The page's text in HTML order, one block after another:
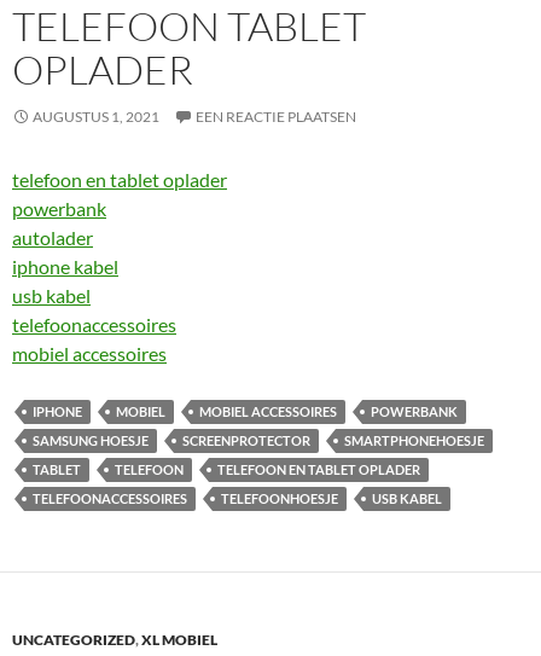
TELEFOON TABLET
OPLADER
AUGUSTUS 1, 2021 EEN REACTIE PLAATSEN
telefoon en tablet oplader
powerbank
autolader
iphone kabel
usb kabel
telefoonaccessoires
mobiel accessoires
IPHONE MOBIEL MOBIEL ACCESSOIRES
POWERBANK
SAMSUNG HOESJE
SCREENPROTECTOR
SMARTPHONEHOESJE
TABLET
TELEFOON
TELEFOON EN TABLET OPLADER
TELEFOONACCESSOIRES
TELEFOONHOESJE USB KABEL
UNCATEGORIZED,XL MOBIEL